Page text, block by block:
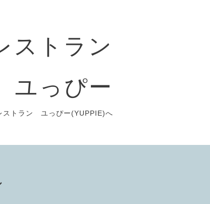
ストラン
ユっぴー
トラン ユっぴー(YUPPIE)へ